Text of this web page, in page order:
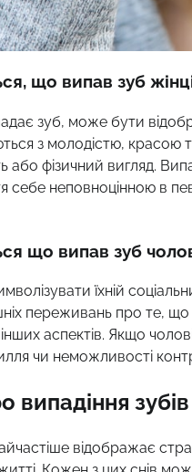
що випав зуб
зуб, може бути
з молодістю,
або фізичний вигляд.
себе неповноцінною в
що випав зуб
їхній
переживань про те,
інших аспектів. Якщо
чи неможливості
випадіння
відображає